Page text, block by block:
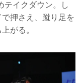
テイクダウン。し
押さえ、蹴り足を
がる。